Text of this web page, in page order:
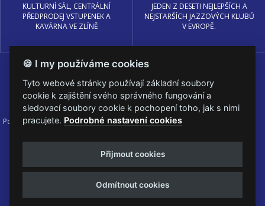
KULTURNÍ SÁL, CENTRÁLNÍ
PŘEDPRODEJ VSTUPENEK A
KAVÁRNA VE ZLÍNĚ
JEDEN Z DESETI NEJLEPŠÍCH A
NEJSTARŠÍCH JAZZOVÝCH KLUBŮ
V EVROPĚ.
Podmínky užití 🍪 Změnit nastavení cookies.
© PRAGOKONCERT BOHEMIA, a.s.
Web s
k metalu vytvořila creatia.tech s.r.o. a
Viktor Eyermann
🍪 I my používáme cookies
Tyto webové stránky používají základní soubory
cookie k zajištění svého správného fungování a
sledovací soubory cookie k pochopení toho, jak s nimi
pracujete. Podrobné nastavení cookies
Přijmout cookies
Odmítnout cookies